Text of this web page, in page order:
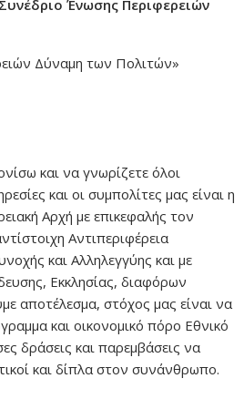
Ένωσης Περιφερειών
Δύναμη των Πολιτών»
και να γνωρίζετε όλοι
και οι συμπολίτες μας είναι η
Αρχή με επικεφαλής τον
Αντιπεριφέρεια
και Αλληλεγγύης και με
Εκκλησίας, διαφόρων
αποτέλεσμα, στόχος μας είναι να
και οικονομικό πόρο Εθνικό
δράσεις και παρεμβάσεις να
και δίπλα στον συνάνθρωπο.